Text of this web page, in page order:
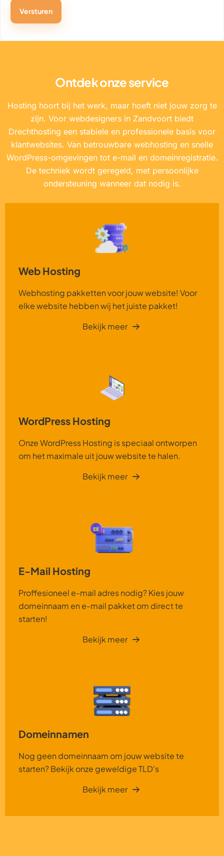
Ontdek onze service
Hosting hoort bij het werk, maar hoeft niet jouw zorg te
zijn. Voor webdesigners in Zandvoort biedt
Drechthosting een stabiele en professionele basis voor
klantwebsites. Van betrouwbare webhosting en snelle
WordPress-omgevingen tot e-mail en domeinregistratie.
De techniek wordt geregeld, met persoonlijke
ondersteuning wanneer dat nodig is.
Web Hosting
Webhosting pakketten voor jouw website! Voor
elke website hebben wij het juiste pakket!
Bekijk meer
WordPress Hosting
Onze WordPress Hosting is speciaal ontworpen
om het maximale uit jouw website te halen.
Bekijk meer
E-Mail Hosting
Proffesioneel e-mail adres nodig? Kies jouw
domeinnaam en e-mail pakket om direct te
starten!
Bekijk meer
Domeinnamen
Nog geen domeinnaam om jouw website te
starten? Bekijk onze geweldige TLD's
Bekijk meer